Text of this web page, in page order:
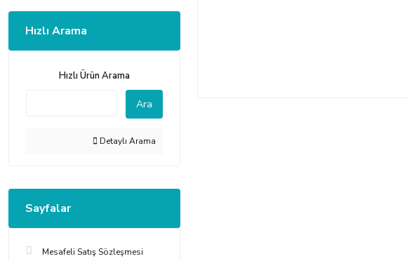
Hızlı Arama
Hızlı Ürün Arama
Ara
Detaylı Arama
Sayfalar
Mesafeli Satış Sözleşmesi